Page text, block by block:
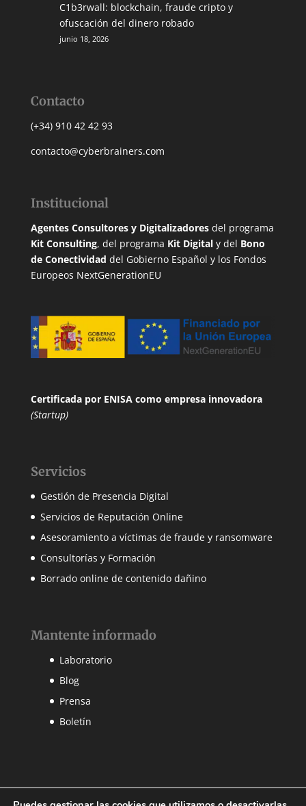
C1b3rwall: blockchain, fraude cripto y
ofuscación del dinero robado
junio 18, 2026
Contacto
(+34) 910 42 42 93
contacto@cyberbrainers.com
Institucional
Agentes Consultores y Digitalizadoresdel programa
Kit Consulting, del programa Kit Digitaly del Bono
de Conectividad del Gobierno Español y los Fondos
Europeos NextGenerationEU
Certificada por ENISAcomo empresa innovadora
(Startup)
Servicios
Gestión de Presencia Digital
Servicios de Reputación Online
Asesoramiento a víctimas de fraude y ransomware
Consultorías y Formación
Borrado online de contenido dañino
Mantente informado
Laboratorio
Blog
Prensa
Boletín